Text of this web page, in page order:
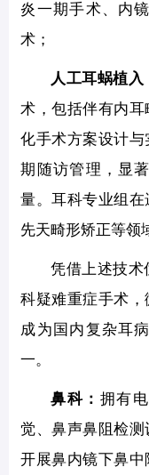
炎一期手术、内
术；
人工耳蜗植入
术，包括伴有内
化手术方案设计
期随访管理，显
量。耳科专业组在
先天畸形矫正等领
凭借上述技术
科疑难重症手术
成为国内复杂耳
一。
鼻科： 拥有
觉、鼻声鼻阻检测
开展鼻内镜下鼻